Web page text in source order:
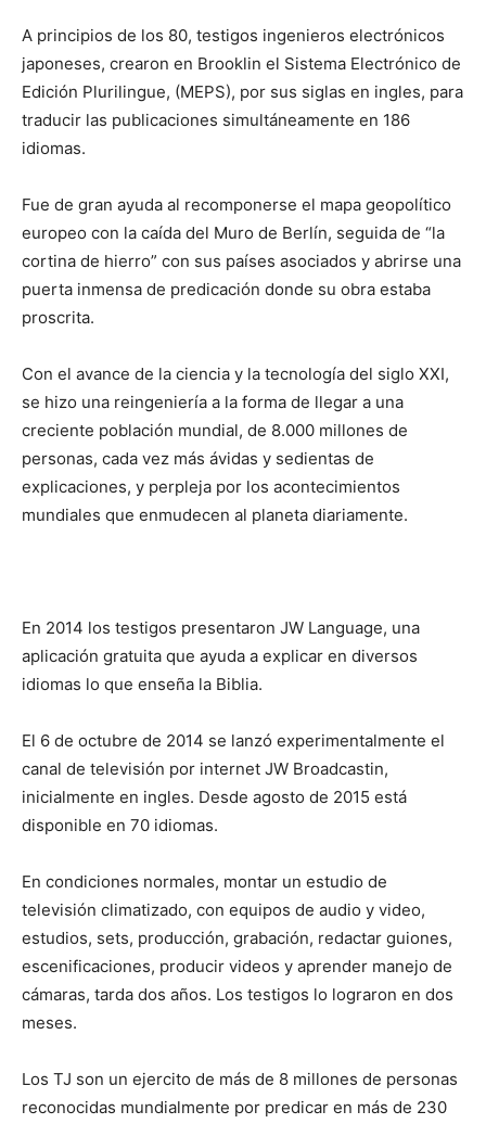
A principios de los 80, testigos ingenieros electrónicos
japoneses, crearon en Brooklin el Sistema Electrónico de
Edición Plurilingue, (MEPS), por sus siglas en ingles, para
traducir las publicaciones simultáneamente en 186
idiomas.
Fue de gran ayuda al recomponerse el mapa geopolítico
europeo con la caída del Muro de Berlín, seguida de “la
cortina de hierro” con sus países asociados y abrirse una
puerta inmensa de predicación donde su obra estaba
proscrita.
Con el avance de la ciencia y la tecnología del siglo XXI,
se hizo una reingeniería a la forma de llegar a una
creciente población mundial, de 8.000 millones de
personas, cada vez más ávidas y sedientas de
explicaciones, y perpleja por los acontecimientos
mundiales que enmudecen al planeta diariamente.
En 2014 los testigos presentaron JW Language, una
aplicación gratuita que ayuda a explicar en diversos
idiomas lo que enseña la Biblia.
El 6 de octubre de 2014 se lanzó experimentalmente el
canal de televisión por internet JW Broadcastin,
inicialmente en ingles. Desde agosto de 2015 está
disponible en 70 idiomas.
En condiciones normales, montar un estudio de
televisión climatizado, con equipos de audio y video,
estudios, sets, producción, grabación, redactar guiones,
escenificaciones, producir videos y aprender manejo de
cámaras, tarda dos años. Los testigos lo lograron en dos
meses.
Los TJ son un ejercito de más de 8 millones de personas
reconocidas mundialmente por predicar en más de 230